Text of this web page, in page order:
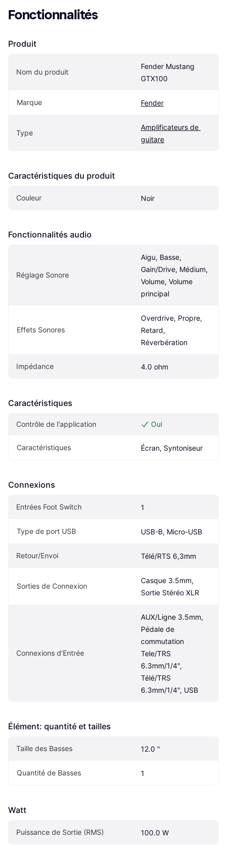
Fonctionnalités
Produit
Nom du produit
Fender Mustang
GTX100
Marque Fender
Type
Amplificateurs de
guitare
Caractéristiques du produit
Couleur Noir
Fonctionnalités audio
Réglage Sonore
Aigu, Basse,
Gain/Drive, Médium,
Volume, Volume
principal
Effets Sonores
Overdrive, Propre,
Retard,
Réverbération
Impédance 4.0 ohm
Caractéristiques
Contrôle de l'application Oui
Caractéristiques Écran, Syntoniseur
Connexions
Entrées Foot Switch 1
Type de port USB USB-B, Micro-USB
Retour/Envoi Télé/RTS 6,3mm
Sorties de Connexion
Casque 3.5mm,
Sortie Stéréo XLR
Connexions d'Entrée
AUX/Ligne 3.5mm,
Pédale de
commutation
Tele/TRS
6.3mm/1/4",
Télé/TRS
6.3mm/1/4", USB
Élément: quantité et tailles
Taille des Basses 12.0 "
Quantité de Basses 1
Watt
Puissance de Sortie (RMS) 100.0 W